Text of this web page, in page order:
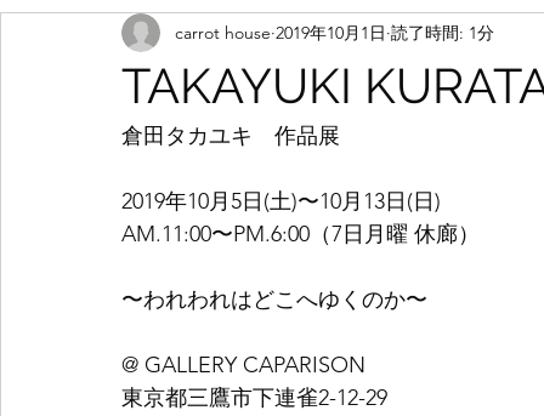
TAKAYUKI
carrot house 2019年10月1日 読了時間: 1分
倉田タカユキ　作品展
2019年10月5日(土)〜10月13日(日)
AM.11:00〜PM.6:00（7日月曜 休廊）
〜われわれはどこへゆくのか〜
@ GALLERY CAPARISON
東京都三鷹市下連雀2-12-29